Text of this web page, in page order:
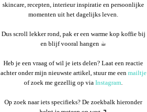
skincare, recepten, interieur inspiratie en persoonlijke
momenten uit het dagelijks leven.
Dus scroll lekker rond, pak er een warme kop koffie bij
en blijf vooral hangen ☕︎
Heb je een vraag of wil je iets delen? Laat een reactie
achter onder mijn nieuwste artikel, stuur me een mailtje
of zoek me gezellig op via Instagram.
Op zoek naar iets specifieks? De zoekbalk hieronder